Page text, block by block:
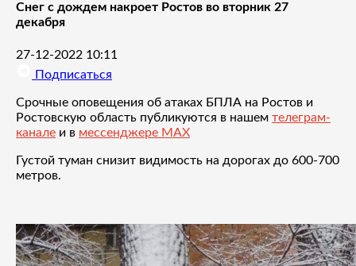
Снег с дождем накроет Ростов во вторник 27
декабря
27-12-2022 10:11
Подписаться
Срочные оповещения об атаках БПЛА на Ростов и
Ростовскую область публикуются в нашем телеграм-
канале и в мессенджере MAX
Густой туман снизит видимость на дорогах до 600-700
метров.